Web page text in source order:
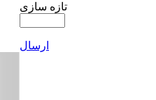
تازه سازی
ارسال